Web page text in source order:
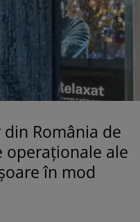
România de
operaţionale ale
în mod